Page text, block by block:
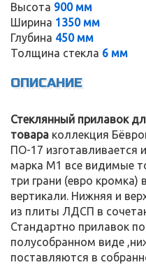
Service
Высота 900 мм
Ширина 1350 мм
Глубина 450 мм
Толщина стекла 6 мм
ОПИСАНИЕ
Стеклянный прилавок
товара коллекция
ПО-17 изготавливается
марка М1 все видимые
три грани (евро кромка)
вертикали. Нижняя и
из плиты ЛДСП в
Стандартно прилавок
полусобранном виде
поставляются в